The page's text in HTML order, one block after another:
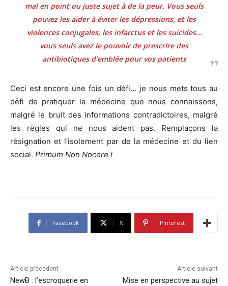
mal en point ou juste sujet à de la peur. Vous seuls
pouvez les aider à éviter les dépressions, et les
violences conjugales, les infarctus et les suicides…
vous seuls avez le pouvoir de prescrire des
antibiotiques d’emblée pour vos patients
Ceci est encore une fois un défi… je nous mets tous au
défi de pratiquer la médecine que nous connaissons,
malgré le bruit des informations contradictoires, malgré
les règles qui ne nous aident pas. Remplaçons la
résignation et l’isolement par de la médecine et du lien
social. Primum Non Nocere !
Facebook X Pinterest
Article précédent
NewB : l’escroquerie en
Article suivant
Mise en perspective au sujet